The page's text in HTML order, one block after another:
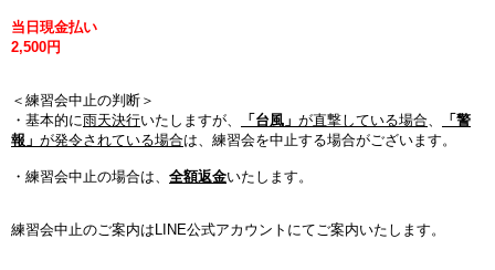
当日現金払い
2,500円
＜練習会中止の判断＞
・基本的に雨天決行いたしますが、 「 台風」 が直撃している場合、
「警
報」 が発令されている場合は、練習会を中止する場合がございます。
・練習会中止の場合は、 全額返金いたします。
練習会中止のご案内はLINE公式アカウントにてご案内いたします。